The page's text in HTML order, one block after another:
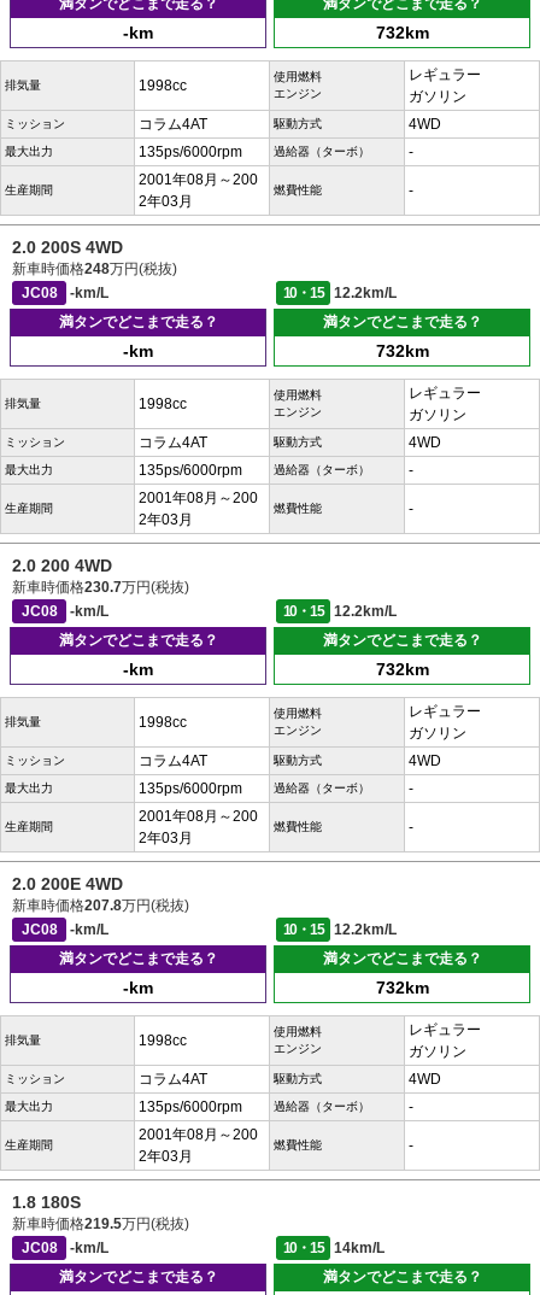
満タンでどこまで走る？
-km
満タンでどこまで走る？
732km
排気量 1998cc
使用燃料
エンジン
レギュラー
ガソリン
ミッション コラム4AT 駆動方式 4WD
最大出力 135ps/6000rpm 過給器（ターボ） -
生産期間
2001年08月～200
2年03月
燃費性能 -
2.0 200S 4WD
新車時価格248万円(税抜)
JC08
-km/L 10・15
12.2km/L
満タンでどこまで走る？
-km
満タンでどこまで走る？
732km
排気量 1998cc
使用燃料
エンジン
レギュラー
ガソリン
ミッション コラム4AT 駆動方式 4WD
最大出力 135ps/6000rpm 過給器（ターボ） -
生産期間
2001年08月～200
2年03月
燃費性能 -
2.0 200 4WD
新車時価格230.7万円(税抜)
JC08
-km/L 10・15
12.2km/L
満タンでどこまで走る？
-km
満タンでどこまで走る？
732km
排気量 1998cc
使用燃料
エンジン
レギュラー
ガソリン
ミッション コラム4AT 駆動方式 4WD
最大出力 135ps/6000rpm 過給器（ターボ） -
生産期間
2001年08月～200
2年03月
燃費性能 -
2.0 200E 4WD
新車時価格207.8万円(税抜)
JC08
-km/L 10・15
12.2km/L
満タンでどこまで走る？
-km
満タンでどこまで走る？
732km
排気量 1998cc
使用燃料
エンジン
レギュラー
ガソリン
ミッション コラム4AT 駆動方式 4WD
最大出力 135ps/6000rpm 過給器（ターボ） -
生産期間
2001年08月～200
2年03月
燃費性能 -
1.8 180S
新車時価格219.5万円(税抜)
JC08
-km/L 10・15
14km/L
満タンでどこまで走る？
満タンでどこまで走る？